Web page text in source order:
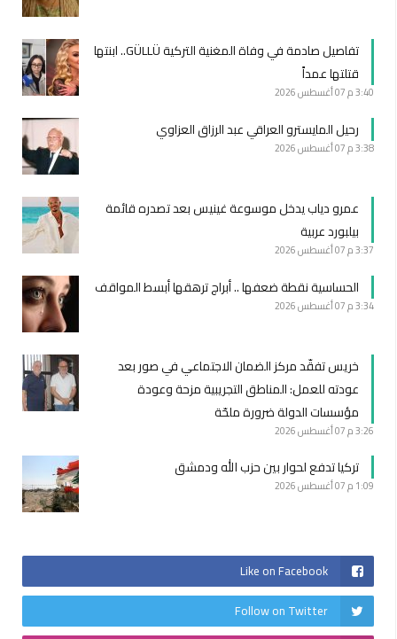
تفاصيل صادمة في وفاة المغنية التركية GÜLLÜ.. ابنتها
قتلتها عمداً
3:40 م 07 أغسطس 2026
رحيل المايسترو العراقي عبد الرزاق العزاوي
3:38 م 07 أغسطس 2026
عمرو دياب يدخل موسوعة غينيس بعد تصدره قائمة
بيلبورد عربية
3:37 م 07 أغسطس 2026
الحساسية نقطة ضعفها .. أبراج ترهقها أبسط المواقف
3:34 م 07 أغسطس 2026
خريس تفقّد مركز الضمان الاجتماعي في صور بعد
عودته للعمل: المناطق التجريبية مزحة وعودة
مؤسسات الدولة ضرورة ملحّة
3:26 م 07 أغسطس 2026
تركيا تدفع لحوار بين حزب الله ودمشق
1:09 م 07 أغسطس 2026
Like on Facebook
Follow on Twitter